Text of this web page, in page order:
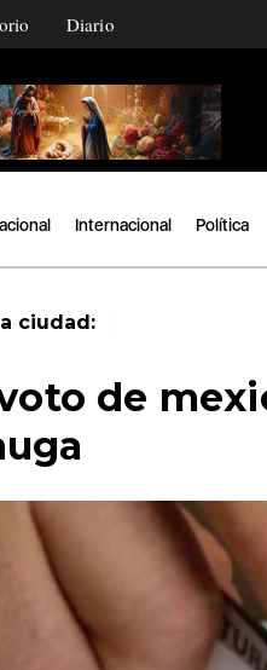
Diario
Internacional Política
ciudad:
de